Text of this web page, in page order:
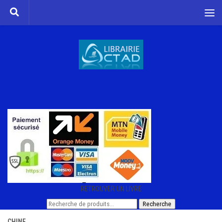
Skip to content
RETROUVER UN LIVRE
Recherche
Recherche